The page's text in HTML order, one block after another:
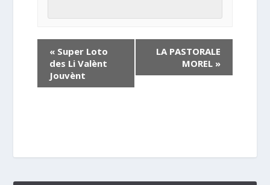
« Super Loto
des Li Valènt
Jouvènt
LA PASTORALE
MOREL »